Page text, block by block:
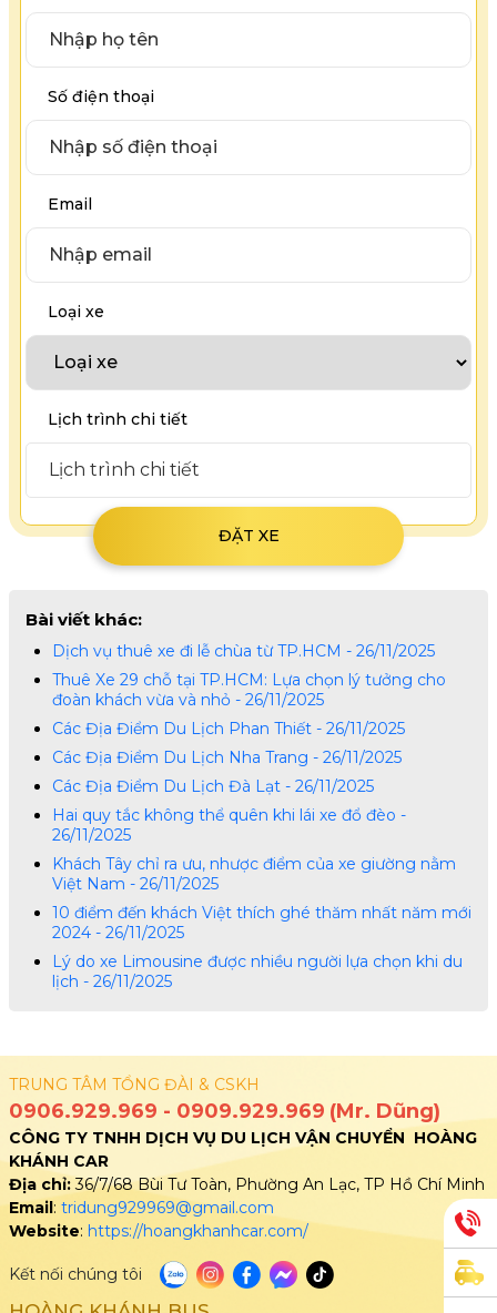
Số điện thoại
Email
Loại xe
Lịch trình chi tiết
Bài viết khác:
Dịch vụ thuê xe đi lễ chùa từ TP.HCM - 26/11/2025
Thuê Xe 29 chỗ tại TP.HCM: Lựa chọn lý tưởng cho
đoàn khách vừa và nhỏ - 26/11/2025
Các Địa Điểm Du Lịch Phan Thiết - 26/11/2025
Các Địa Điểm Du Lịch Nha Trang - 26/11/2025
Các Địa Điểm Du Lịch Đà Lạt - 26/11/2025
Hai quy tắc không thể quên khi lái xe đổ đèo -
26/11/2025
Khách Tây chỉ ra ưu, nhược điểm của xe giường nằm
Việt Nam - 26/11/2025
10 điểm đến khách Việt thích ghé thăm nhất năm mới
2024 - 26/11/2025
Lý do xe Limousine được nhiều người lựa chọn khi du
lịch - 26/11/2025
TRUNG TÂM TỔNG ĐÀI & CSKH
0906.929.969 - 0909.929.969 (Mr. Dũng)
CÔNG TY TNHH DỊCH VỤ DU LỊCH VẬN CHUYỂN HOÀNG
KHÁNH CAR
Địa chỉ: 36/7/68 Bùi Tư Toàn, Phường An Lạc, TP Hồ Chí Minh
Email: tridung929969@gmail.com
Website: https://hoangkhanhcar.com/
Kết nối chúng tôi